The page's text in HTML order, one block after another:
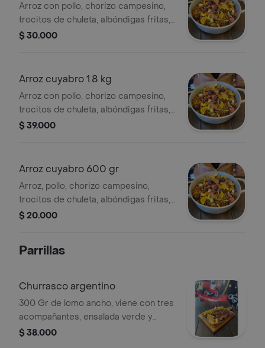
Arroz con pollo, chorizo campesino,
trocitos de chuleta, albóndigas fritas,
plátano verde, pimentón y cebolla
$ 30.000
Arroz cuyabro 1.8 kg
Arroz con pollo, chorizo campesino,
trocitos de chuleta, albóndigas fritas,
plátano verde, pimentón y cebolla
$ 39.000
Arroz cuyabro 600 gr
Arroz, pollo, chorizo campesino,
trocitos de chuleta, albóndigas fritas,
plátano verde, pimentón y cebolla
$ 20.000
Parrillas
Churrasco argentino
300 Gr de lomo ancho, viene con tres
acompañantes, ensalada verde y
chimichurri de la casa.
$ 38.000